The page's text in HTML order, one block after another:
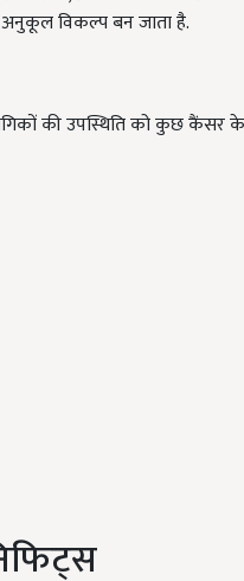
विकल्प बन जाता है.
की उपस्थिति को कुछ कैंसर